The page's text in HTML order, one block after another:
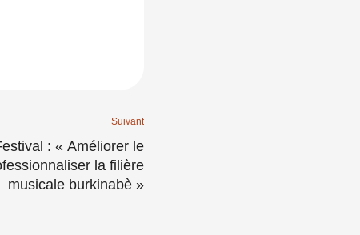
Suivant
: « Améliorer le
la filière
musicale burkinabè »